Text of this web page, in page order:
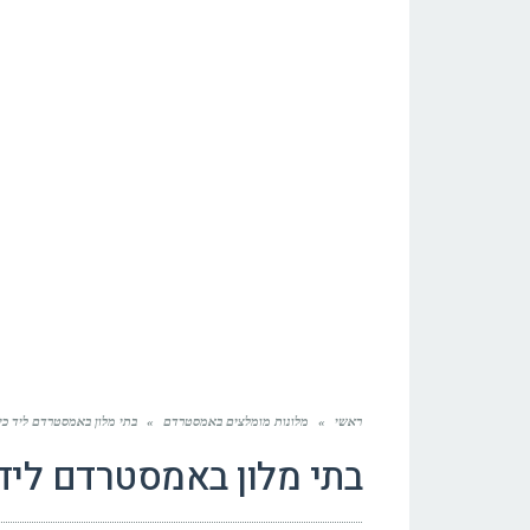
ראשי » מלונות מומלצים באמסטרדם » בתי מלון באמסטרדם ליד
בתי מלון באמסטרדם